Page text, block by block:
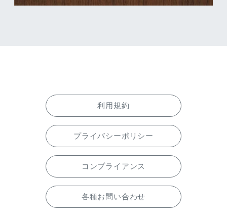
利用規約
プライバシーポリシー
コンプライアンス
各種お問い合わせ